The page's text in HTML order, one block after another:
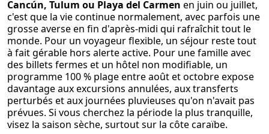
Cancún, Tulum ou Playa del Carmen en juin ou juillet,
c'est que la vie continue normalement, avec parfois une
grosse averse en fin d'après-midi qui rafraîchit tout le
monde. Pour un voyageur flexible, un séjour reste tout
à fait gérable hors alerte active. Pour une famille avec
des billets fermes et un hôtel non modifiable, un
programme 100 % plage entre août et octobre expose
davantage aux excursions annulées, aux transferts
perturbés et aux journées pluvieuses qu'on n'avait pas
prévues. Si vous cherchez la période la plus tranquille,
visez la saison sèche, surtout sur la côte caraïbe.